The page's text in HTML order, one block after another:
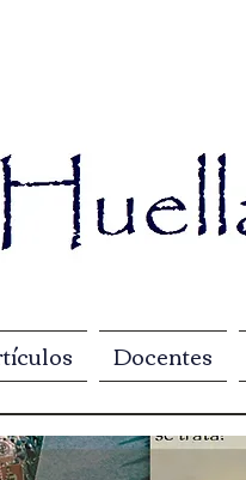
Docentes